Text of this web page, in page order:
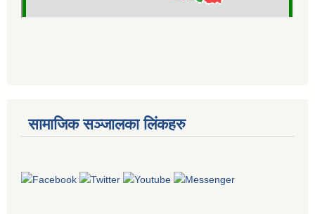
सामाजिक सञ्जालका लिंकहरु